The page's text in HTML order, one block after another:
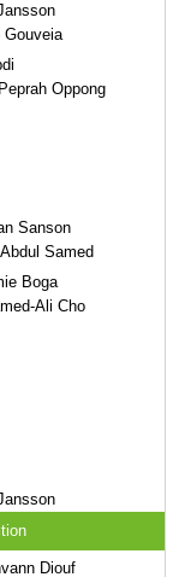
Gouveia
Oppong
Sanson
Samed
Boga
Ali Cho
Diouf